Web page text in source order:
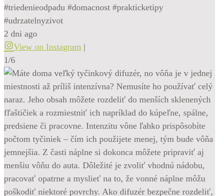
#triedenieodpadu #domacnost #prakticketipy
#udrzatelnyzivot
2 dni ago
View on Instagram |
1/6